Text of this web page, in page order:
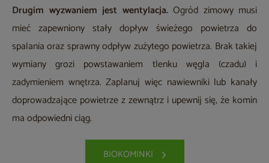
Drugim wyzwaniem jest wentylacja. Ogród zimowy musi
mieć zapewniony stały dopływ świeżego powietrza do
spalania oraz sprawny odpływ zużytego powietrza. Brak takiej
wymiany grozi powstawaniem tlenku węgla (czadu) i
zadymieniem wnętrza. Zaplanuj więc nawiewniki lub kanały
doprowadzające powietrze z zewnątrz i upewnij się, że komin
ma odpowiedni ciąg.
BIOKOMINKI